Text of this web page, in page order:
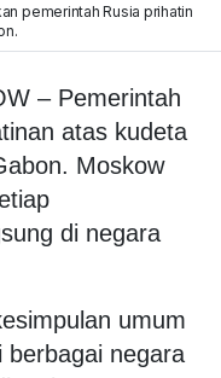
pemerintah Rusia prihatin
– Pemerintah
atas kudeta
Moskow
di negara
umum
berbagai negara